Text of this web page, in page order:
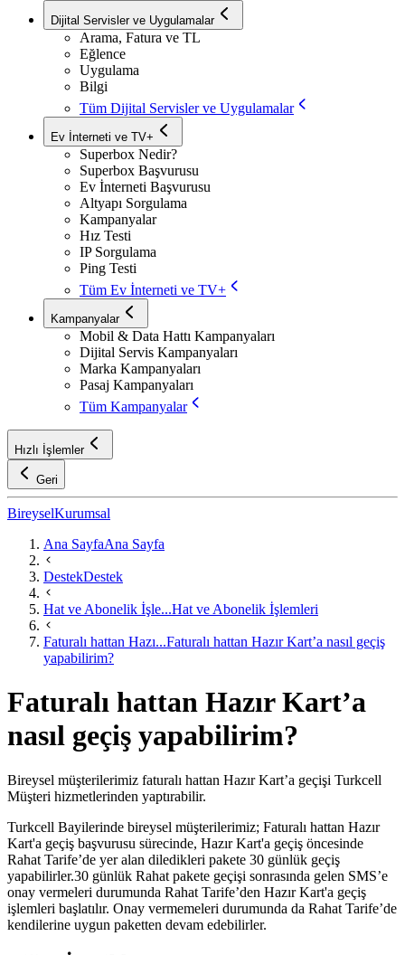
Dijital Servisler ve Uygulamalar
Arama, Fatura ve TL
Eğlence
Uygulama
Bilgi
Tüm Dijital Servisler ve Uygulamalar
Ev İnterneti ve TV+
Superbox Nedir?
Superbox Başvurusu
Ev İnterneti Başvurusu
Altyapı Sorgulama
Kampanyalar
Hız Testi
IP Sorgulama
Ping Testi
Tüm Ev İnterneti ve TV+
Kampanyalar
Mobil & Data Hattı Kampanyaları
Dijital Servis Kampanyaları
Marka Kampanyaları
Pasaj Kampanyaları
Tüm Kampanyalar
Hızlı İşlemler
Geri
BireyselKurumsal
Ana SayfaAna Sayfa
DestekDestek
Hat ve Abonelik İşle...Hat ve Abonelik İşlemleri
Faturalı hattan Hazı...Faturalı hattan Hazır Kart’a nasıl geçiş
yapabilirim?
Faturalı hattan Hazır Kart’a
nasıl geçiş yapabilirim?
​Bireysel müşterilerimiz faturalı hattan Hazır Kart’a geçişi Turkcell
Müşteri hizmetlerinden yaptırabilir.
​Turkcell Bayilerinde bireysel müşterilerimiz; Faturalı hattan Hazır
Kart'a geçiş başvurusu sürecinde, Hazır Kart'a geçiş öncesinde
Rahat Tarife’de yer alan diledikleri pakete 30 günlük geçiş
yapabilirler.30 günlük Rahat pakete geçişi sonrasında gelen SMS’e
onay vermeleri durumunda Rahat Tarife’den Hazır Kart'a geçiş
işlemleri başlatılır. Onay vermemeleri durumunda da Rahat Tarife’de
kendilerine uygun paketten devam edebilirler.